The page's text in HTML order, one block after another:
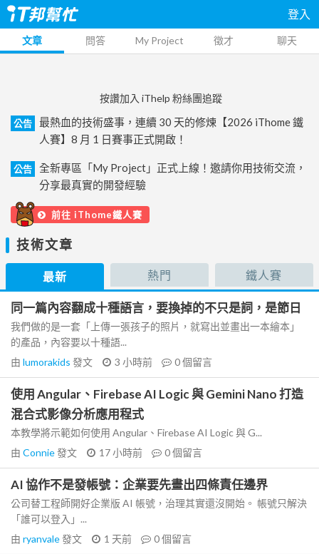
登入
文章 問答 My Project 徵才 聊天
按讚加入 iThelp 粉絲團追蹤
公告
最熱血的技術盛事，連續 30 天的修煉【2026 iThome 鐵
人賽】8 月 1 日賽事正式開啟！
公告
全新專區「My Project」正式上線！邀請你用技術交流，
分享最真實的開發經驗
前往 iThome鐵人賽
技術文章
最新 熱門 鐵人賽
同一篇內容翻成十種語言，要換掉的不只是詞，是節日
我們做的是一套「上傳一張孩子的照片，就寫出並畫出一本繪本」
的產品，內容要以十種語...
由 lumorakids 發文 3 小時前 0個留言
使用 Angular、Firebase AI Logic 與 Gemini Nano 打造
混合式影像分析應用程式
本教學將示範如何使用 Angular、Firebase AI Logic 與 G...
由 Connie發文 17 小時前 0個留言
AI 協作不是發帳號：企業要先畫出四條責任邊界
公司替工程師開好企業版 AI 帳號，治理其實還沒開始。 帳號只解決
「誰可以登入」...
由 ryanvale發文 1 天前 0個留言